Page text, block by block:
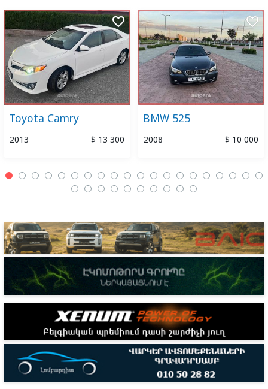
Toyota Camry
2013 $ 13 300
favorite_border
BMW 525
2008 $ 10 000
favorite_border